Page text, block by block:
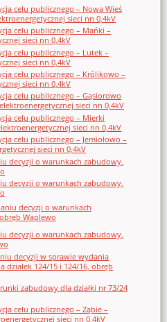
celu publicznego – Nowa Wieś
sieci nn 0,4kV
celu publicznego – Mańki –
sieci nn 0,4kV
celu publicznego – Lutek –
sieci nn 0,4kV
celu publicznego – Królikowo –
sieci nn 0,4kV
celu publicznego – Gąsiorowo
sieci nn 0,4kV
celu publicznego – Mierki
sieci nn 0,4kV
celu publicznego – Jemiołowo –
sieci nn 0,4kV
decyzji o warunkach zabudowy,
decyzji o warunkach zabudowy,
decyzji o warunkach
Waplewo
decyzji o warunkach zabudowy,
decyzji w sprawie wydania
124/15 i 124/16, obręb
zabudowy dla działki nr 73/24
celu publicznego – Ząbie –
sieci nn 0,4kV